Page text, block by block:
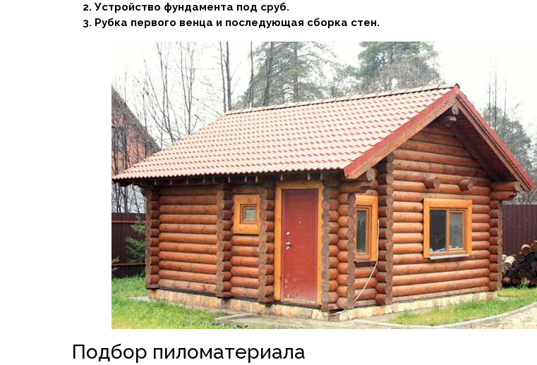
Устройство фундамента под сруб.
Рубка первого венца и последующая сборка стен.
Подбор пиломатериала